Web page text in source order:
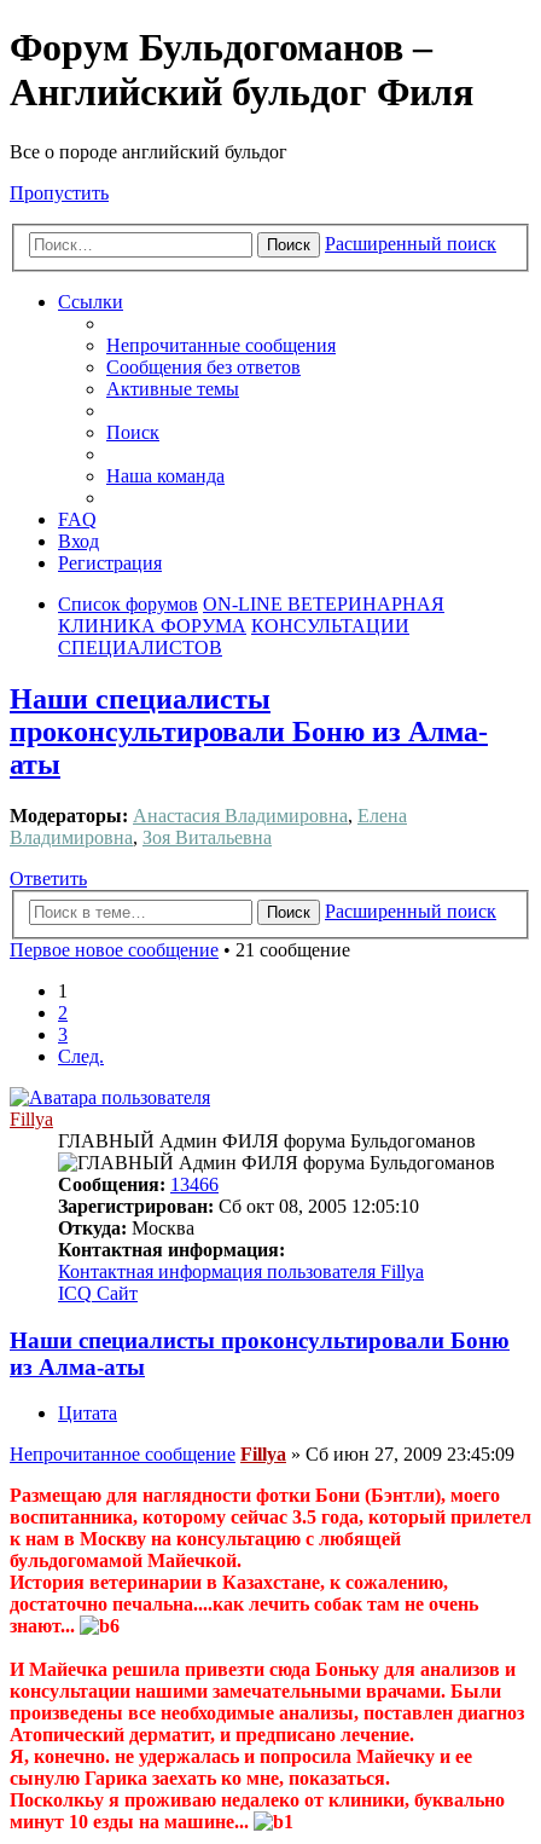
Форум Бульдогоманов –
Английский бульдог Филя
Все о породе английский бульдог
Пропустить
Поиск Расширенный поиск
Ссылки
Непрочитанные сообщения
Сообщения без ответов
Активные темы
Поиск
Наша команда
FAQ
Вход
Регистрация
Список форумов ON-LINE ВЕТЕРИНАРНАЯ
КЛИНИКА ФОРУМА КОНСУЛЬТАЦИИ
СПЕЦИАЛИСТОВ
Наши специалисты
проконсультировали Боню из Алма-
аты
Модераторы: Анастасия Владимировна, Елена
Владимировна, Зоя Витальевна
Ответить
Поиск
Расширенный поиск
Первое новое сообщение • 21 сообщение
1
2
3
След.
Fillya
ГЛАВНЫЙ Админ ФИЛЯ форума Бульдогоманов
Сообщения: 13466
Зарегистрирован: Сб окт 08, 2005 12:05:10
Откуда: Москва
Контактная информация:
Контактная информация пользователя Fillya
ICQ Сайт
Наши специалисты проконсультировали Боню
из Алма-аты
Цитата
Непрочитанное сообщение Fillya » Сб июн 27, 2009 23:45:09
Размещаю для наглядности фотки Бони (Бэнтли), моего
воспитанника, которому сейчас 3.5 года, который прилетел
к нам в Москву на консультацию с любящей
бульдогомамой Майечкой.
История ветеринарии в Казахстане, к сожалению,
достаточно печальна....как лечить собак там не очень
знают...
И Майечка решила привезти сюда Боньку для анализов и
консультации нашими замечательными врачами. Были
произведены все необходимые анализы, поставлен диагноз
Атопический дерматит, и предписано лечение.
Я, конечно. не удержалась и попросила Майечку и ее
сынулю Гарика заехать ко мне, показаться.
Посколкьу я проживаю недалеко от клиники, буквально
минут 10 езды на машине...